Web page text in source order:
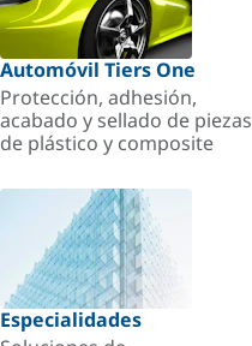
Automóvil Tiers One
Protección, adhesión,
acabado y sellado de piezas
de plástico y composite
Especialidades